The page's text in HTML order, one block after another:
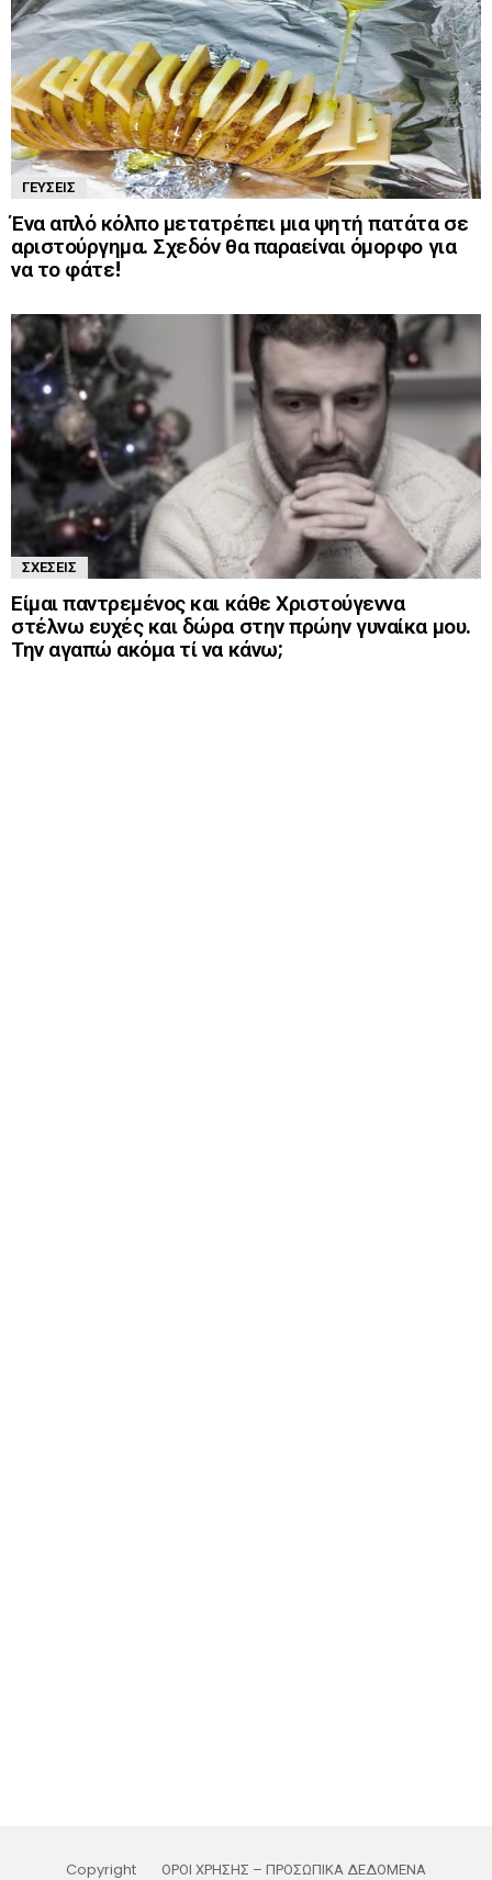
ΓΕΎΣΕΙΣ
Ένα απλό κόλπο μετατρέπει μια ψητή πατάτα σε
αριστούργημα. Σχεδόν θα παραείναι όμορφο για
να το φάτε!
ΣΧΈΣΕΙΣ
Είμαι παντρεμένος και κάθε Χριστούγεννα
στέλνω ευχές και δώρα στην πρώην γυναίκα μου.
Την αγαπώ ακόμα τί να κάνω;
Copyright ΟΡΟΙ ΧΡΗΣΗΣ – ΠΡΟΣΩΠΙΚΑ ΔΕΔΟΜΕΝΑ